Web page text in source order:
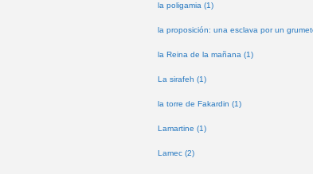
la poligamia (1)
la proposición: una esclava por un
la Reina de la mañana (1)
La sirafeh (1)
la torre de Fakardin (1)
Lamartine (1)
Lamec (2)